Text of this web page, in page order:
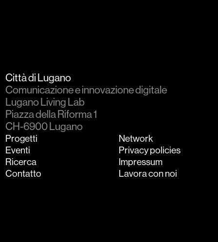
Città di Lugano
Comunicazione e innovazione digitale
Lugano Living Lab
Piazza della Riforma 1
CH-6900 Lugano
Progetti
Eventi
Ricerca
Contatto
Network
Privacy policies
Impressum
Lavora con noi